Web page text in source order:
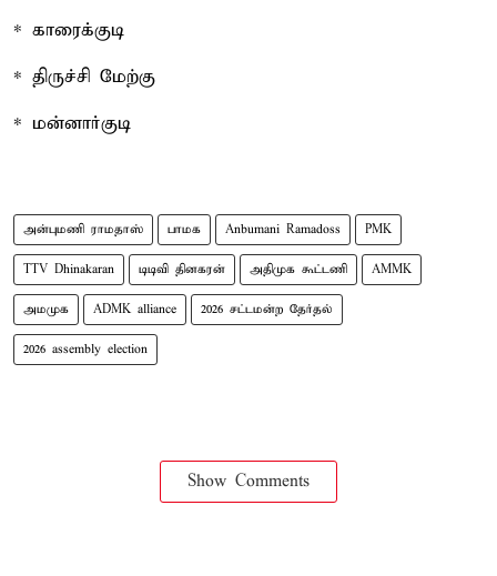
* காரைக்குடி
* திருச்சி மேற்கு
* மன்னார்குடி
அன்புமணி ராமதாஸ் பாமக Anbumani Ramadoss PMK
TTV Dhinakaran டிடிவி தினகரன் அதிமுக கூட்டணி AMMK
அமமுக ADMK alliance 2026 சட்டமன்ற தேர்தல்
2026 assembly election
Show Comments